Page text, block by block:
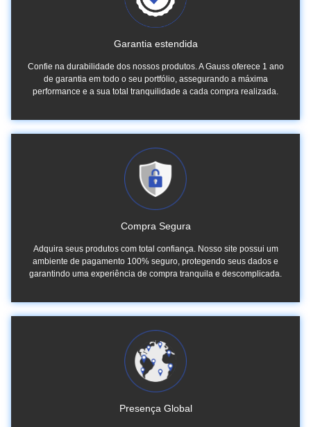
Garantia estendida
Confie na durabilidade dos nossos produtos. A Gauss oferece 1 ano
de garantia em todo o seu portfólio, assegurando a máxima
performance e a sua total tranquilidade a cada compra realizada.
Compra Segura
Adquira seus produtos com total confiança. Nosso site possui um
ambiente de pagamento 100% seguro, protegendo seus dados e
garantindo uma experiência de compra tranquila e descomplicada.
Presença Global